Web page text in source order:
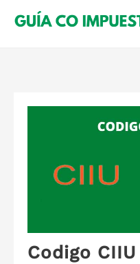
Codigo CIIU